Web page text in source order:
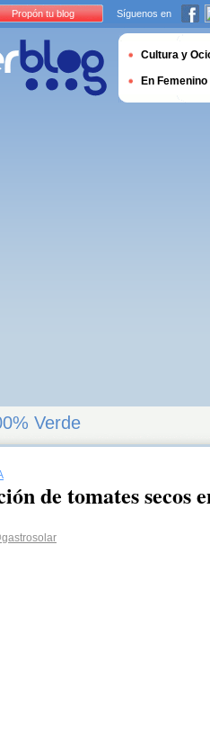
Verde
de tomates secos
Propón tu blog Síguenos en
Cultura y
En Femenino